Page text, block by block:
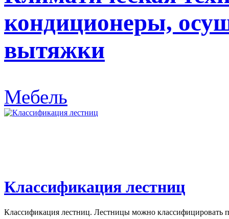
кондиционеры,
вытяжки
Мебель
Классификация лестниц
Классификация лестниц. Лестницы можно классифицировать